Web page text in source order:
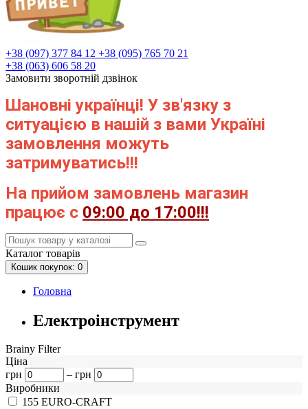
+38 (097) 377 84 12 +38 (095) 765 70 21
+38 (063) 606 58 20
Замовити зворотній дзвінок
Шановні українці! У зв'язку з
ситуацією в нашій з вами Україні
замовлення можуть
затримуватись!!!
На прийом замовлень магазин
працює с 09:00 до 17:00!!!
Каталог товарів
Кошик покупок: 0
Головна
Електроінструмент
Brainy Filter
Ціна
грн
– грн
Виробники
155 EURO-CRAFT